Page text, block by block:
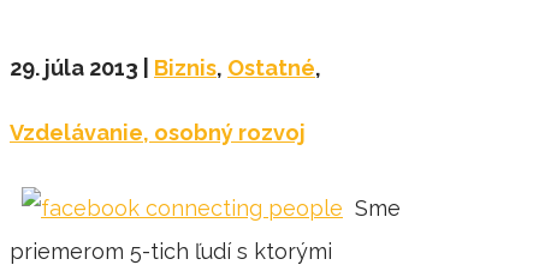
29. júla 2013 Biznis, Ostatné,
Vzdelávanie, osobný rozvoj
Sme
priemerom 5-tich ľudí s ktorými